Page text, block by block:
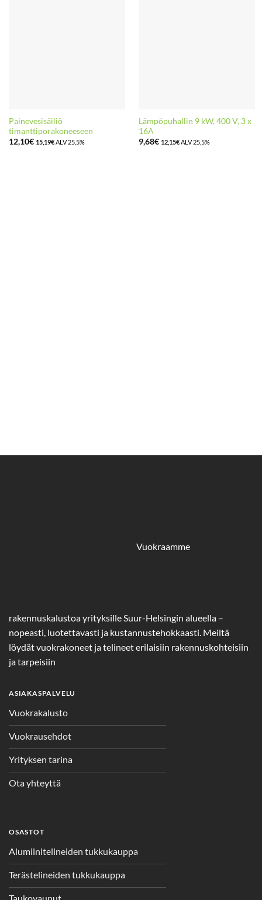
Painevesisäiliö
timanttiporakoneeseen
12,10€ 15,19€ALV 25,5%
Lämpöpuhallin 9 kW, 400 V, 3 x
16A
9,68€ 12,15€ALV 25,5%
Vuokraamme
rakennuskalustoa yrityksille Suur-Helsingin alueella –
nopeasti, luotettavasti ja kustannustehokkaasti. Meiltä
löydät vuokrakoneet ja telineet erilaisiin rakennuskohteisiin
ja tarpeisiin
ASIAKASPALVELU
Vuokrakalusto
Vuokrausehdot
Yrityksen tarina
Ota yhteyttä
OSASTOT
Alumiinitelineiden tukkukauppa
Terästelineiden tukkukauppa